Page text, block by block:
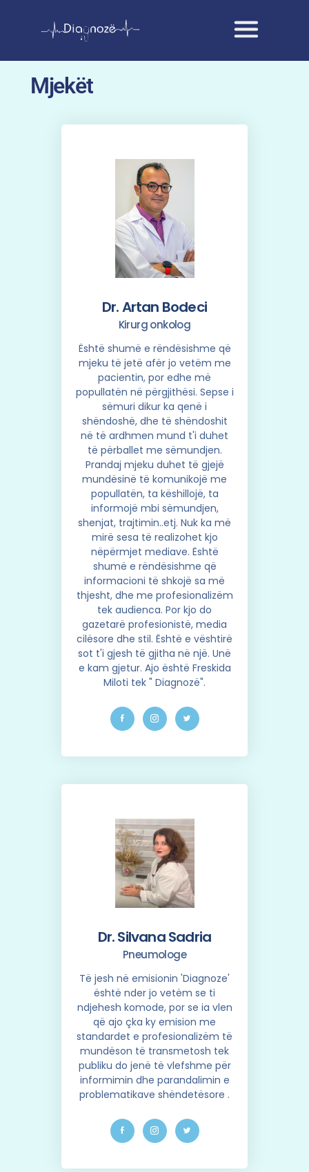
Mjekët
Dr. Artan Bodeci
Kirurg onkolog
Është shumë e rëndësishme që
mjeku të jetë afër jo vetëm me
pacientin, por edhe më
popullatën në përgjithësi. Sepse i
sëmuri dikur ka qenë i
shëndoshë, dhe të shëndoshit
në të ardhmen mund t'i duhet
të përballet me sëmundjen.
Prandaj mjeku duhet të gjejë
mundësinë të komunikojë me
popullatën, ta këshillojë, ta
informojë mbi sëmundjen,
shenjat, trajtimin..etj. Nuk ka më
mirë sesa të realizohet kjo
nëpërmjet mediave. Është
shumë e rëndësishme që
informacioni të shkojë sa më
thjesht, dhe me profesionalizëm
tek audienca. Por kjo do
gazetarë profesionistë, media
cilësore dhe stil. Është e vështirë
sot t'i gjesh të gjitha në një. Unë
e kam gjetur. Ajo është Freskida
Miloti tek " Diagnozë".
Dr. Silvana Sadria
Pneumologe
Të jesh në emisionin 'Diagnoze'
është nder jo vetëm se ti
ndjehesh komode, por se ia vlen
që ajo çka ky emision me
standardet e profesionalizëm të
mundëson të transmetosh tek
publiku do jenë të vlefshme për
informimin dhe parandalimin e
problematikave shëndetësore .